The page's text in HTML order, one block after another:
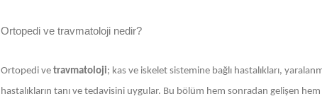
Ortopedi ve travmatoloji nedir?
Ortopedi ve travmatoloji; kas ve iskelet sistemine bağlı hastalıkları,
hastalıkların tanı ve tedavisini uygular. Bu bölüm hem sonradan gelişen